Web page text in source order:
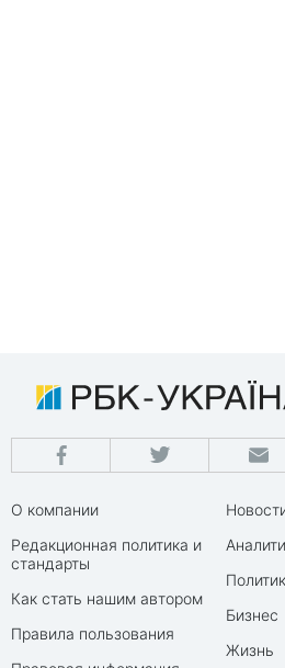
О компании
Редакционная политика и
стандарты
Как стать нашим автором
Правила пользования
Бизнес
Жизнь